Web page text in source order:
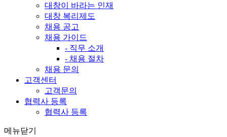
대창이 바라는 인재
대창 복리제도
채용 공고
채용 가이드
- 직무 소개
- 채용 절차
채용 문의
고객센터
고객문의
협력사 등록
협력사 등록
메뉴닫기